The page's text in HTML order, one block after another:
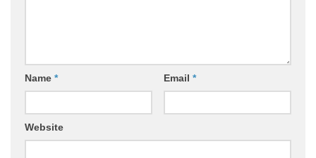
Name * Email *
Website